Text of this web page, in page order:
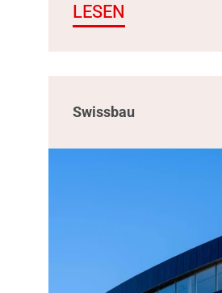
LESEN
Swissbau